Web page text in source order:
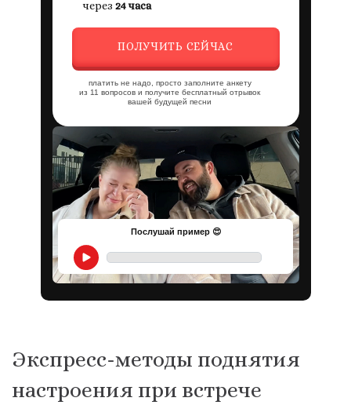
Послушай пример 😍
через 24 часа
ПОЛУЧИТЬ СЕЙЧАС
платить не надо, просто заполните анкету
из 11 вопросов и получите бесплатный отрывок
вашей будущей песни
Экспресс-методы поднятия
настроения при встрече